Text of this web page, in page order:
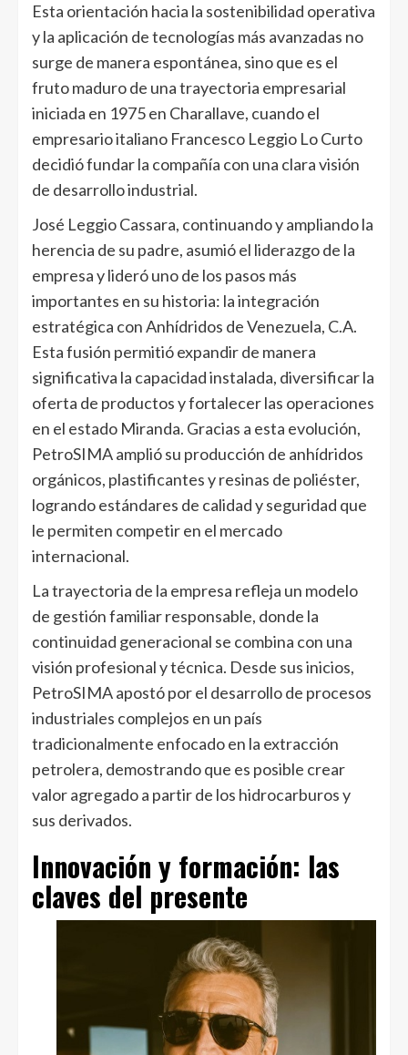
Esta orientación hacia la sostenibilidad operativa
y la aplicación de tecnologías más avanzadas no
surge de manera espontánea, sino que es el
fruto maduro de una trayectoria empresarial
iniciada en 1975 en Charallave, cuando el
empresario italiano Francesco Leggio Lo Curto
decidió fundar la compañía con una clara visión
de desarrollo industrial.
José Leggio Cassara, continuando y ampliando la
herencia de su padre, asumió el liderazgo de la
empresa y lideró uno de los pasos más
importantes en su historia: la integración
estratégica con Anhídridos de Venezuela, C.A.
Esta fusión permitió expandir de manera
significativa la capacidad instalada, diversificar la
oferta de productos y fortalecer las operaciones
en el estado Miranda. Gracias a esta evolución,
PetroSIMA amplió su producción de anhídridos
orgánicos, plastificantes y resinas de poliéster,
logrando estándares de calidad y seguridad que
le permiten competir en el mercado
internacional.
La trayectoria de la empresa refleja un modelo
de gestión familiar responsable, donde la
continuidad generacional se combina con una
visión profesional y técnica. Desde sus inicios,
PetroSIMA apostó por el desarrollo de procesos
industriales complejos en un país
tradicionalmente enfocado en la extracción
petrolera, demostrando que es posible crear
valor agregado a partir de los hidrocarburos y
sus derivados.
Innovación y formación: las
claves del presente